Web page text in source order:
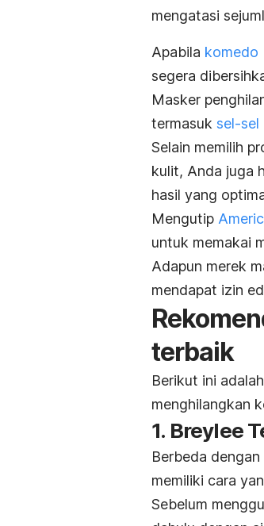
mengatasi
Apabila komedo
segera
Masker
termasuk sel-sel
Selain memilih
kulit, Anda juga
hasil yang
Mengutip
untuk memakai
Adapun merek
mendapat izin
terbaik
Berikut ini
menghilangkan
1. Breylee
Berbeda
memiliki cara
Sebelum